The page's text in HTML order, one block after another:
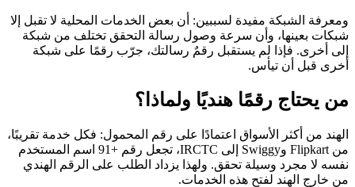
ومعرفة الشبكة مفيدة لسببين: أن بعض الخدمات المحلية لا تقبل إلا
شبكات بعينها، وأن سرعة وصول رسالة التحقق تختلف من شبكة
إلى أخرى. فإذا لم يستقبل رقمٌ رسالتك، جرّب رقمًا على شبكة
أخرى قبل أن تيأس.
من يحتاج رقمًا هنديًا ولماذا؟
الهند من أكثر الأسواق اعتمادًا على رقم المحمول: فكل خدمة تقريبًا،
من Flipkart وSwiggy إلى IRCTC، تجعل رقم +91 اسم المستخدم
نفسه لا مجرد وسيلة تحقق. ولهذا يزداد الطلب على الرقم الهندي
من خارج الهند لفتح هذه الخدمات.